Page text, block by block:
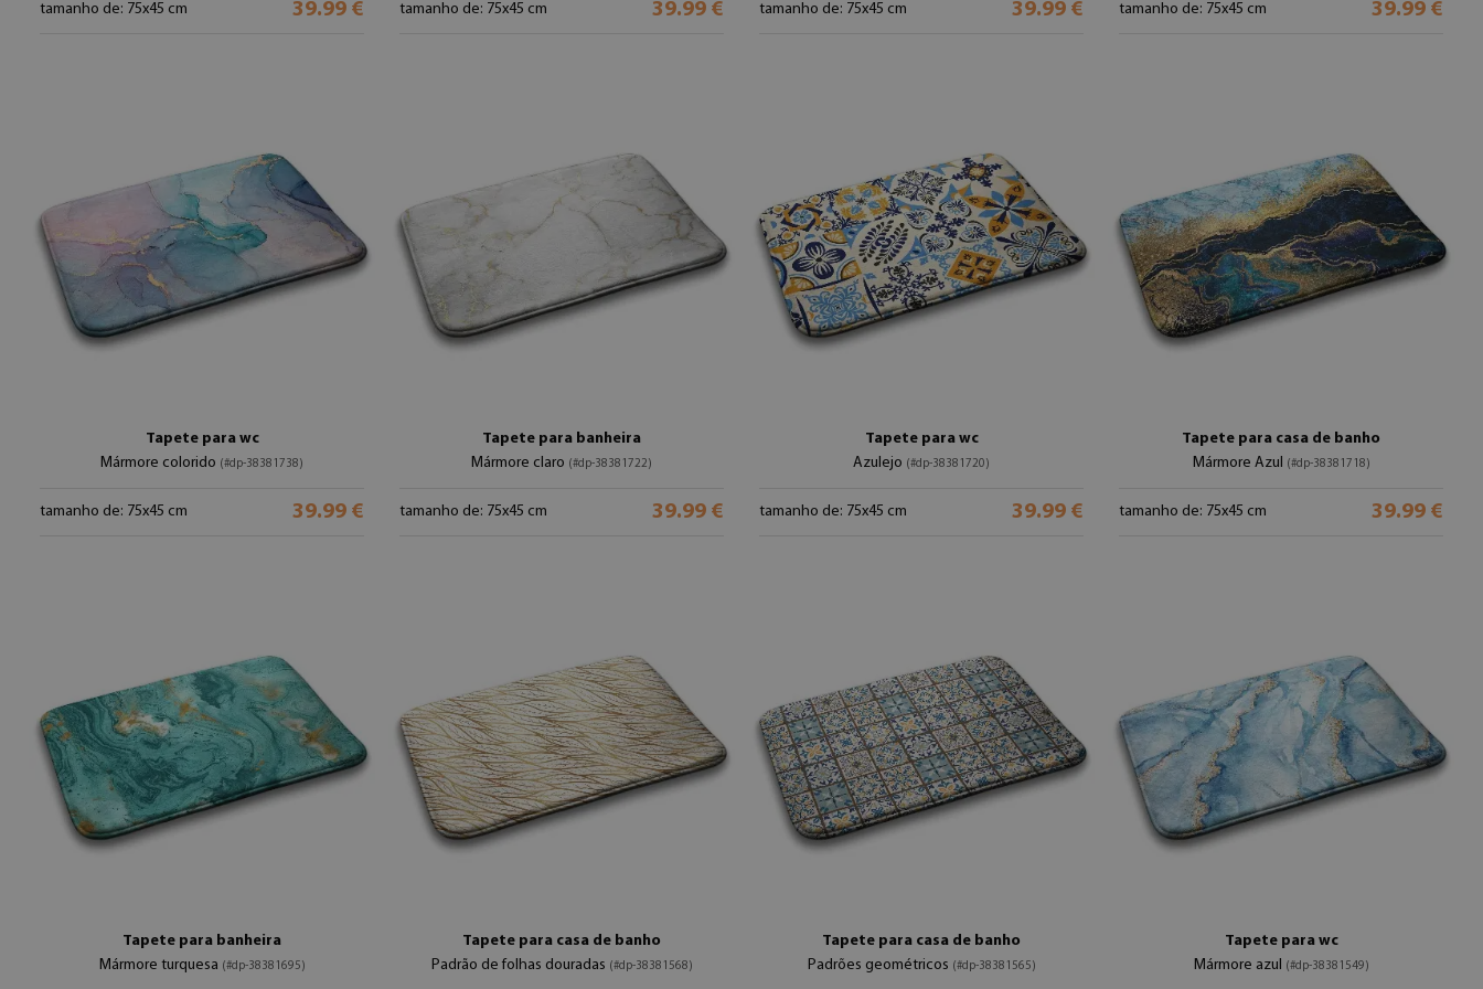
tamanho de: 75x45 cm 39.99 € tamanho de: 75x45 cm 39.99 € tamanho de: 75x45 cm 39.99 € tamanho de: 75x45 cm 39.99 €
Tapete para wc
Mármore colorido (#dp-38381738)
tamanho de: 75x45 cm 39.99 €
Tapete para banheira
Mármore claro (#dp-38381722)
tamanho de: 75x45 cm 39.99 €
Tapete para wc
Azulejo (#dp-38381720)
tamanho de: 75x45 cm 39.99 €
Tapete para casa de banho
Mármore Azul (#dp-38381718)
tamanho de: 75x45 cm 39.99 €
Tapete para banheira
Mármore turquesa (#dp-38381695)
Tapete para casa de banho
Padrão de folhas douradas (#dp-38381568)
Tapete para casa de banho
Padrões geométricos (#dp-38381565)
Tapete para wc
Mármore azul (#dp-38381549)